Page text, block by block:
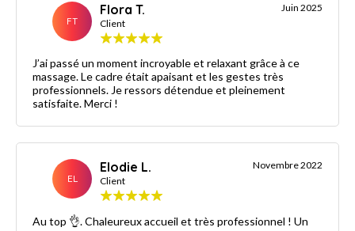
FT
Flora T.
Client
Juin 2025
J’ai passé un moment incroyable et relaxant grâce à ce
massage. Le cadre était apaisant et les gestes très
professionnels. Je ressors détendue et pleinement
satisfaite. Merci !
EL
Elodie L.
Client
Novembre 2022
Au top 👌. Chaleureux accueil et très professionnel ! Un